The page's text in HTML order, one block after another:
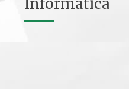
Informática